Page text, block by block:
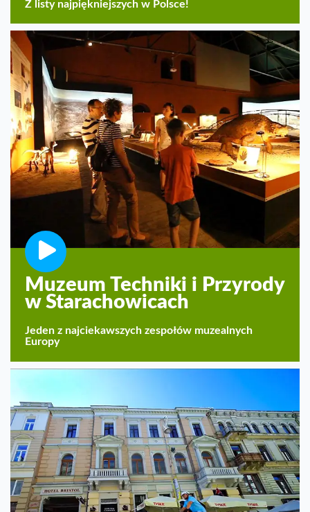
Z listy najpiękniejszych w Polsce!
Muzeum Techniki i Przyrody
w Starachowicach
Jeden z najciekawszych zespołów muzealnych
Europy